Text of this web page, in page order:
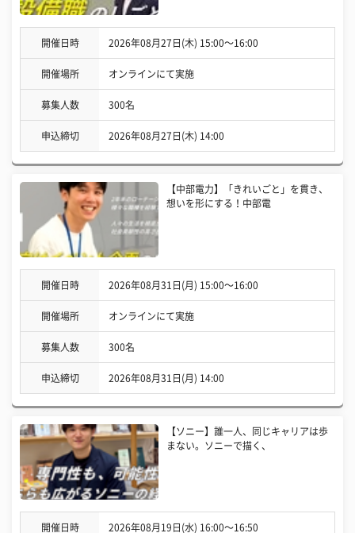
開催日時 2026年08月27日(木) 15:00〜16:00
開催場所 オンラインにて実施
募集人数 300名
申込締切 2026年08月27日(木) 14:00
【中部電力】「きれいごと」を貫き、
想いを形にする！中部電
開催日時 2026年08月31日(月) 15:00〜16:00
開催場所 オンラインにて実施
募集人数 300名
申込締切 2026年08月31日(月) 14:00
【ソニー】誰一人、同じキャリアは歩
まない。ソニーで描く、
開催日時 2026年08月19日(水) 16:00〜16:50